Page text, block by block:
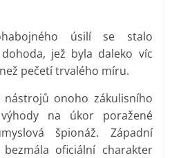
úsilí se stalo
jež byla daleko víc
pečetí trvalého míru.
nástrojů onoho zákulisního
na úkor poražené
špionáž. Západní
oficiální charakter